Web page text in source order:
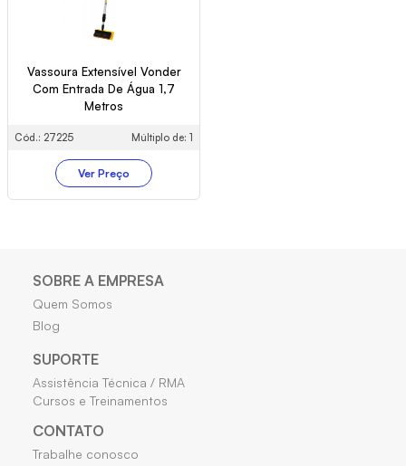
Vassoura Extensível Vonder
Com Entrada De Água 1,7
Metros
Cód.: 27225 Múltiplo de: 1
Ver Preço
SOBRE A EMPRESA
Quem Somos
Blog
SUPORTE
Assistência Técnica / RMA
Cursos e Treinamentos
CONTATO
Trabalhe conosco